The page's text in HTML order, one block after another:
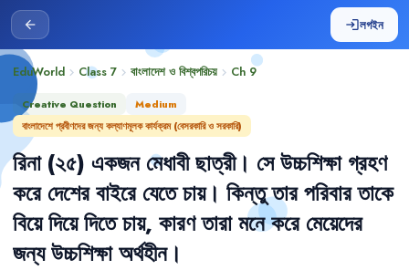
arrow_back loginলগইন
EduWorld chevron_right Class 7 chevron_right বাংলাদেশ ও বিশ্বপরিচয় chevron_right Ch 9
Creative Question
Medium
বাংলাদেশে প্রবীণদের জন্য কল্যাণমূলক কার্যক্রম (বেসরকারি ও সরকারি)
রিনা (২৫) একজন মেধাবী ছাত্রী। সে উচ্চশিক্ষা গ্রহণ
করে দেশের বাইরে যেতে চায়। কিন্তু তার পরিবার তাকে
বিয়ে দিয়ে দিতে চায়, কারণ তারা মনে করে মেয়েদের
জন্য উচ্চশিক্ষা অর্থহীন।